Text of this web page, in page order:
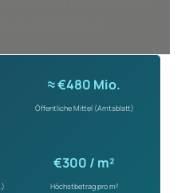
≈ €480 Mio.
Öffentliche Mittel (Amtsblatt)
€300 / m²
Höchstbetrag pro m²